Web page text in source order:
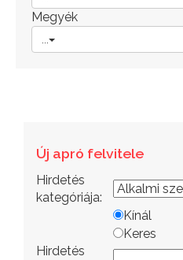
Megyék
Új apró felvitele
Hirdetés
kategóriája:
Kínál
Keres
Hirdetés